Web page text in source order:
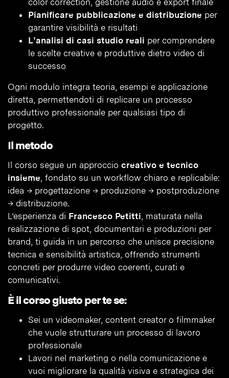
color correction, gestione audio e export finale
Pianificare pubblicazione e distribuzione per
garantire visibilità e risultati
L’analisi di casi studio reali per comprendere
le scelte creative e produttive dietro video di
successo
Ogni modulo integra teoria, esempi e applicazione
diretta, permettendoti di replicare un processo
produttivo professionale per qualsiasi tipo di
progetto.
Il metodo
Il corso segue un approccio creativo e tecnico
insieme, fondato su un workflow chiaro e replicabile:
idea → progettazione → produzione → postproduzione
→ distribuzione.
L’esperienza di Francesco Petitti, maturata nella
realizzazione di spot, documentari e produzioni per
brand, ti guida in un percorso che unisce precisione
tecnica e sensibilità artistica, offrendo strumenti
concreti per produrre video coerenti, curati e
comunicativi.
È il corso giusto per te se:
Sei un videomaker, content creator o filmmaker
che vuole strutturare un processo di lavoro
professionale
Lavori nel marketing o nella comunicazione e
vuoi migliorare la qualità visiva e strategica dei